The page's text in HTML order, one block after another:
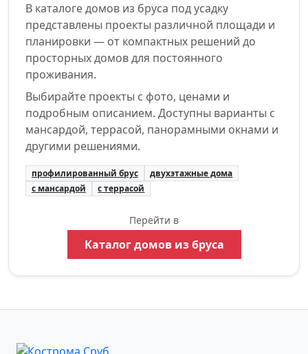
В каталоге домов из бруса под усадку
представлены проекты различной площади и
планировки — от компактных решений до
просторных домов для постоянного
проживания.
Выбирайте проекты с фото, ценами и
подробным описанием. Доступны варианты с
мансардой, террасой, панорамными окнами и
другими решениями.
профилированный брус
двухэтажные дома
с мансардой
с террасой
Перейти в
Каталог домов из бруса